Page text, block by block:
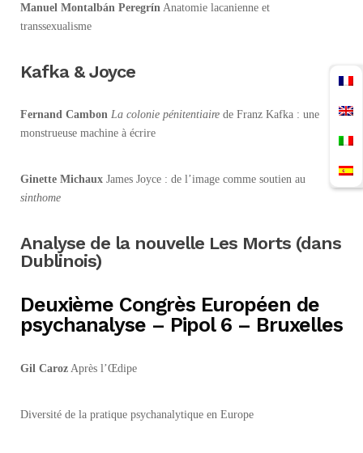
Manuel Montalbán Peregrín Anatomie lacanienne et
transsexualisme
Kafka & Joyce
Fernand Cambon La colonie pénitentiaire de Franz Kafka : une
monstrueuse machine à écrire
Ginette Michaux James Joyce : de l’image comme soutien au
sinthome
Analyse de la nouvelle Les Morts (dans
Dublinois)
Deuxième Congrès Européen de
psychanalyse – Pipol 6 – Bruxelles
Gil Caroz Après l’Œdipe
Diversité de la pratique psychanalytique en Europe